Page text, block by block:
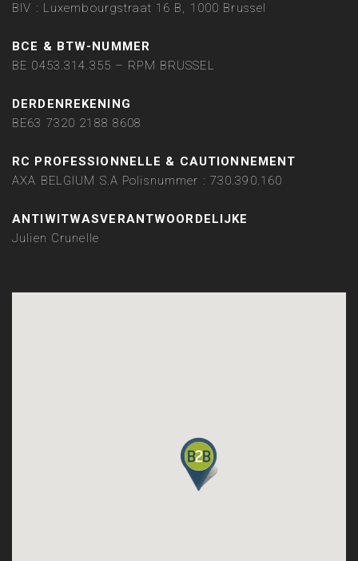
BIV : Luxembourgstraat 16 B, 1000 Brussel
BCE & BTW-NUMMER
BE 0453.314.355 – RPM BRUSSEL
DERDENREKENING
BE63 7320 2188 8608
RC PROFESSIONNELLE & CAUTIONNEMENT
AXA BELGIUM S.A Polisnummer : 730.390.160
ANTIWITWASVERANTWOORDELIJKE
Julien Crunelle